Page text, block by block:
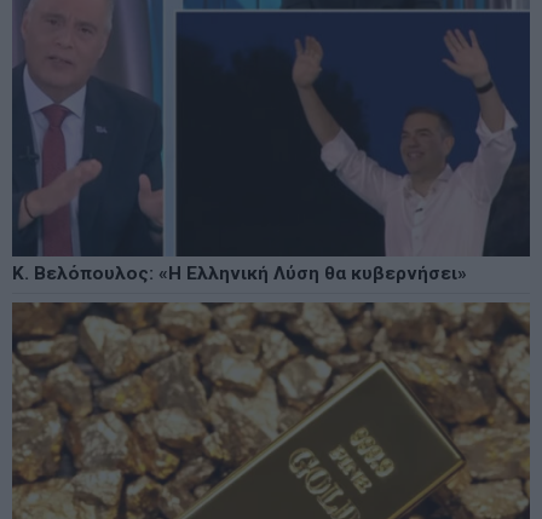
Κ. Βελόπουλος: «Η Ελληνική Λύση θα κυβερνήσει»